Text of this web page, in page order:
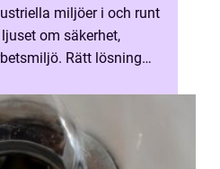
miljöer i och runt
om säkerhet,
Rätt lösning